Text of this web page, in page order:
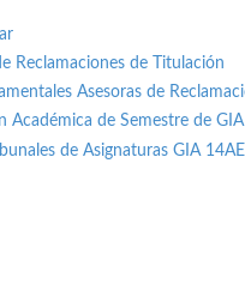
Reclamaciones de Titulación
Asesoras de
Académica de Semestre de GIA
de Asignaturas GIA 14AE